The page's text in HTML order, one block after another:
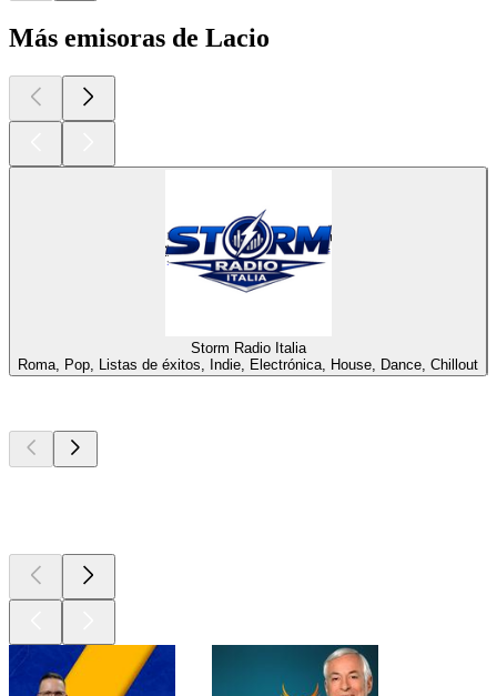
Más emisoras de Lacio
Storm Radio Italia
Roma, Pop, Listas de éxitos, Indie, Electrónica, House, Dance, Chillout